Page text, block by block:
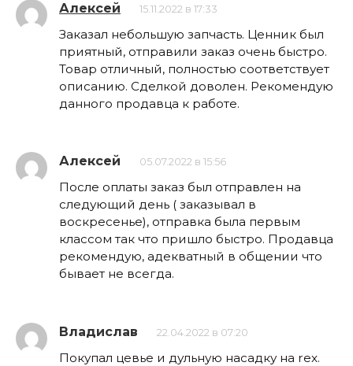
Алексей 15.11.2022 в 17:33
Заказал небольшую запчасть. Ценник был
приятный, отправили заказ очень быстро.
Товар отличный, полностью соответствует
описанию. Сделкой доволен. Рекомендую
данного продавца к работе.
Алексей 05.07.2022 в 15:56
После оплаты заказ был отправлен на
следующий день ( заказывал в
воскресенье), отправка была первым
классом так что пришло быстро. Продавца
рекомендую, адекватный в общении что
бывает не всегда.
Владислав 22.04.2022 в 07:20
Покупал цевье и дульную насадку на rex.